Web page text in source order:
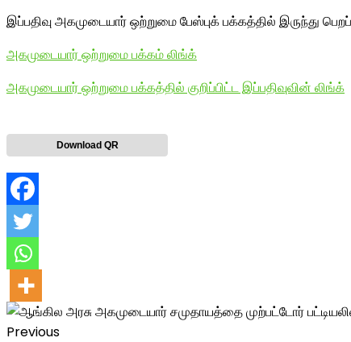
இப்பதிவு அகமுடையார் ஒற்றுமை பேஸ்புக் பக்கத்தில் இருந்து
அகமுடையார் ஒற்றுமை பக்கம் லிங்க்
அகமுடையார் ஒற்றுமை பக்கத்தில் குறிப்பிட்ட இப்பதிவுவின் லிங்க்
Download QR
Previous